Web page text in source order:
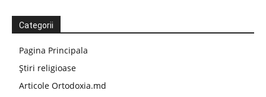
Categorii
Pagina Principala
Știri religioase
Articole Ortodoxia.md